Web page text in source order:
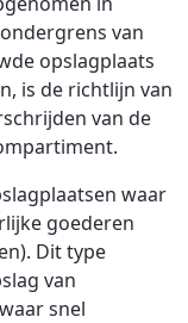
van
opslagplaats
is de richtlijn van
van de
waar
goederen
Dit type
van
snel